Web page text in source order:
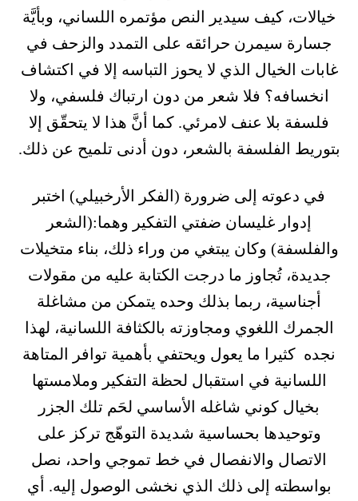
خيالات، كيف سيدير النص مؤتمره اللساني، وبأيَّة
جسارة سيمرن حرائقه على التمدد والزحف في
غابات الخيال الذي لا يحوز التباسه إلا في اكتشاف
انخسافه؟ فلا شعر من دون ارتباك فلسفي، ولا
فلسفة بلا عنف لامرئي. كما أنَّ هذا لا يتحقّق إلا
بتوريط الفلسفة بالشعر، دون أدنى تلميح عن ذلك.
في دعوته إلى ضرورة (الفكر الأرخبيلي) اختبر
إدوار غليسان ضفتي التفكير وهما:(الشعر
والفلسفة) وكان يبتغي من وراء ذلك، بناء متخيلات
جديدة، تُجاوز ما درجت الكتابة عليه من مقولات
أجناسية، ربما بذلك وحده يتمكن من مشاغلة
الجمرك اللغوي ومجاوزته بالكثافة اللسانية، لهذا
نجده كثيرا ما يعول ويحتفي بأهمية توافر المتاهة
اللسانية في استقبال لحظة التفكير وملامستها
بخيال كوني شاغله الأساسي لحَم تلك الجزر
وتوحيدها بحساسية شديدة التوهّج تركز على
الاتصال والانفصال في خط تموجي واحد، نصل
بواسطته إلى ذلك الذي نخشى الوصول إليه. أي